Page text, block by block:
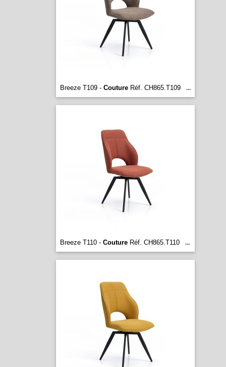
Breeze T109 - CoutureRéf. CH865.T109 ...
Breeze T110 - CoutureRéf. CH865.T110 ...